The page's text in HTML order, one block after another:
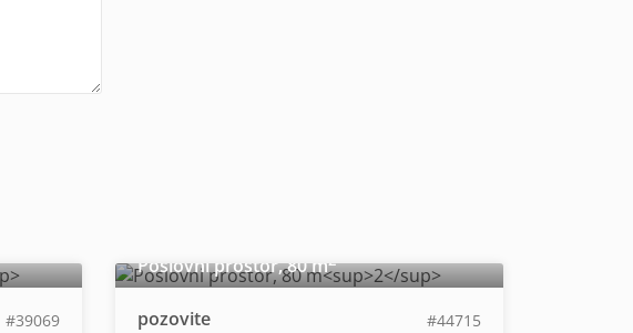
#39069
Poslovni prostor, 80 m2
pozovite
#44715